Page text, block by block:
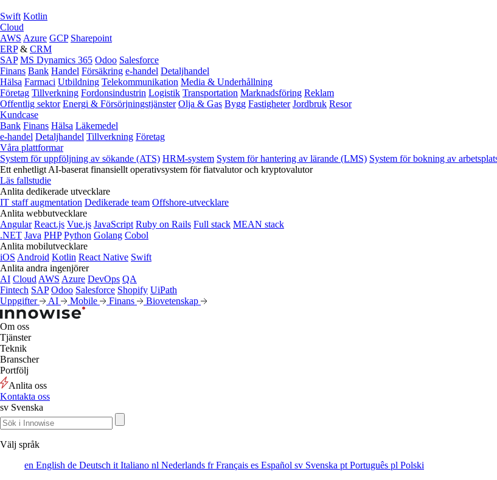
Swift Kotlin
Cloud
AWS Azure GCP Sharepoint
ERP& CRM
SAP MS Dynamics 365 Odoo Salesforce
Finans Bank Handel Försäkring e‑handel Detaljhandel
Hälsa Farmaci Utbildning Telekommunikation Media & Underhållning
Företag Tillverkning Fordonsindustrin Logistik Transportation Marknadsföring Reklam
Offentlig sektor Energi & Försörjningstjänster Olja & Gas Bygg Fastigheter Jordbruk Resor
Kundcase
Bank Finans Hälsa Läkemedel
e‑handel Detaljhandel Tillverkning Företag
Våra plattformar
System för uppföljning av sökande (ATS) HRM-system System för hantering av lärande (LMS) System för bokning av
Ett enhetligt AI-baserat finansiellt operativsystem för fiatvalutor och kryptovalutor
Läs fallstudie
Anlita dedikerade utvecklare
IT staff augmentation Dedikerade team Offshore-utvecklare
Anlita webbutvecklare
Angular React.js Vue.js JavaScript Ruby on Rails Full stack MEAN stack
.NET Java PHP Python Golang Cobol
Anlita mobilutvecklare
iOS Android Kotlin React Native Swift
Anlita andra ingenjörer
AI Cloud AWS Azure DevOps QA
Fintech SAP Odoo Salesforce Shopify UiPath
Uppgifter
AI Mobile Finans Biovetenskap
Om oss
Tjänster
Teknik
Branscher
Portfölj
Anlita oss
Kontakta oss
sv Svenska
Välj språk
en English de Deutsch it Italiano nl Nederlands frFrançais es Español sv Svenska pt Português pl Polski